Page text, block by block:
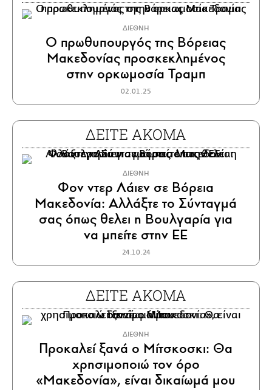
ΔΙΕΘΝΗ
O πρωθυπουργός της Βόρειας
Μακεδονίας προσκεκλημένος
στην ορκωμοσία Τραμπ
02.01.25
ΔΕΙΤΕ ΑΚΟΜΑ
ΔΙΕΘΝΗ
Φον ντερ Λάιεν σε Βόρεια
Μακεδονία: Αλλάξτε το Σύνταγμά
σας όπως θελει η Βουλγαρία για
να μπείτε στην ΕΕ
24.10.24
ΔΕΙΤΕ ΑΚΟΜΑ
ΔΙΕΘΝΗ
Προκαλεί ξανά ο Μίτσκοσκι: Θα
χρησιμοποιώ τον όρο
«Μακεδονία», είναι δικαίωμά μου